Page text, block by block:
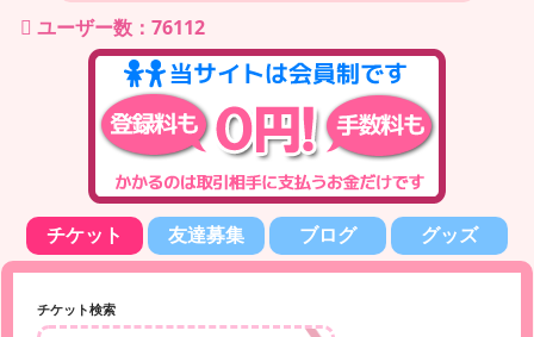
ユーザー数：76112
チケット 友達募集 ブログ グッズ
チケット検索